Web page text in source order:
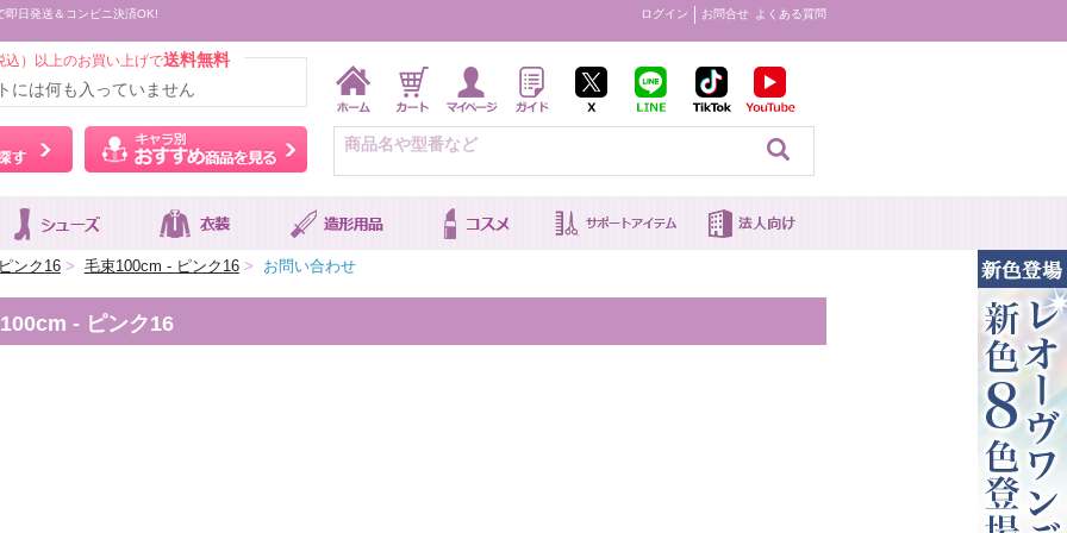
日発送＆コンビニ決済OK! ログイン お問合せ よくある質問
込）以上のお買い上げで送料無料
には何も入っていません
ウィッグをカラーから探す キャラ別おすすめ商品を見る
ンク16 > 毛束100cm - ピンク16 > お問い合わせ
- ピンク16